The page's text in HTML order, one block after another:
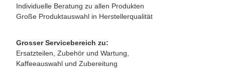
Individuelle Beratung zu allen Produkten
Große Produktauswahl in Herstellerqualität
Grosser Servicebereich zu:
Ersatzteilen, Zubehör und Wartung,
Kaffeeauswahl und Zubereitung